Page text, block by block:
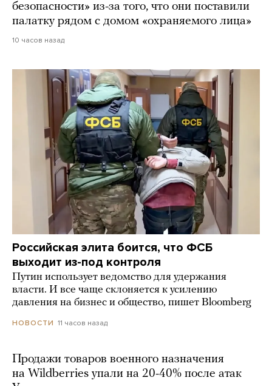
безопасности» из-за того, что они поставили
палатку рядом с домом «охраняемого лица»
10 часов назад
Российская элита боится, что ФСБ
выходит из-под контроля
Путин использует ведомство для удержания
власти. И все чаще склоняется к усилению
давления на бизнес и общество, пишет Bloomberg
НОВОСТИ 11 часов назад
Продажи товаров военного назначения
на Wildberries упали на 20-40% после атак